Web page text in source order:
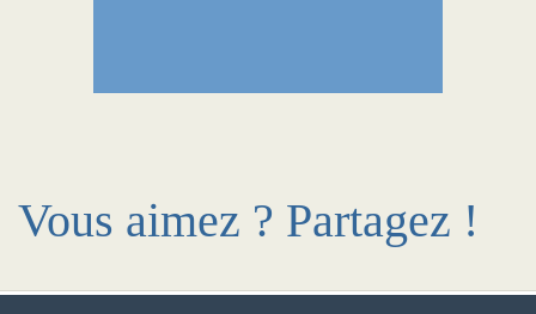
Vous aimez ? Partagez !